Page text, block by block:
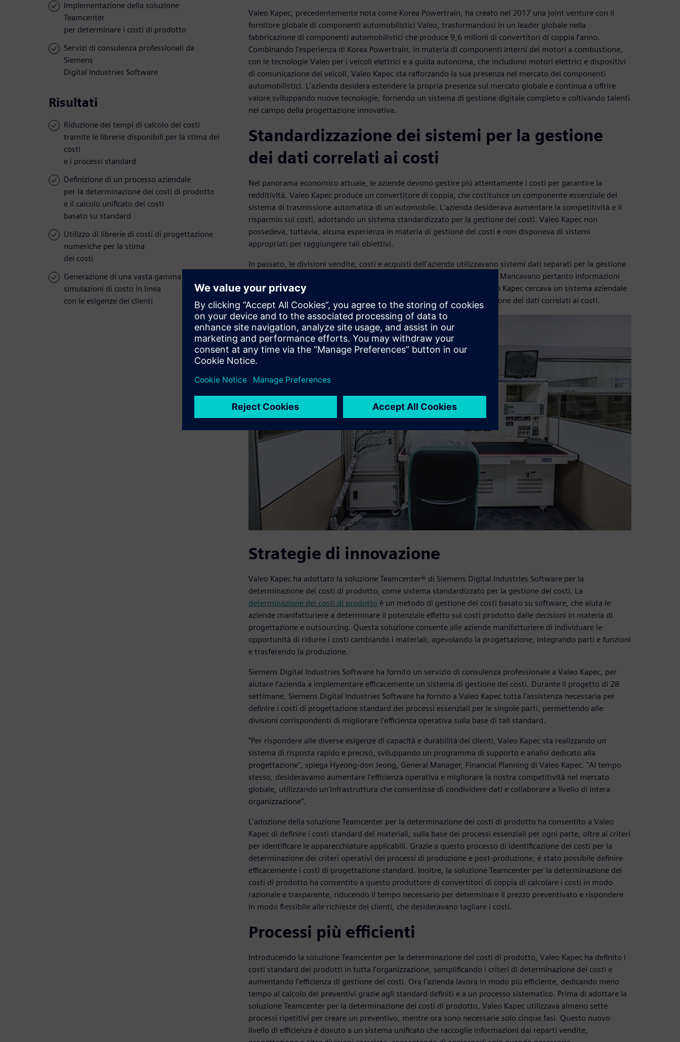
Implementazione della soluzione
Teamcenter
per determinare i costi di prodotto
Servizi di consulenza professionali da
Siemens
Digital Industries Software
Risultati
Riduzione dei tempi di calcolo dei costi
tramite le librerie disponibili per la stima dei
costi
e i processi standard
Definizione di un processo aziendale
per la determinazione dei costi di prodotto
e il calcolo unificato dei costi
basato su standard
Utilizzo di librerie di costi di progettazione
numeriche per la stima
dei costi
Generazione di una vasta gamma di
simulazioni di costo in linea
con le esigenze dei clienti
Valeo Kapec, precedentemente nota come Korea Powertrain, ha creato nel 2017 una joint venture con il
fornitore globale di componenti automobilistici Valeo, trasformandosi in un leader globale nella
fabbricazione di componenti automobilistici che produce 9,6 milioni di convertitori di coppia l’anno.
Combinando l'esperienza di Korea Powertrain, in materia di componenti interni dei motori a combustione,
con le tecnologie Valeo per i veicoli elettrici e a guida autonoma, che includono motori elettrici e dispositivi
di comunicazione dei veicoli, Valeo Kapec sta rafforzando la sua presenza nel mercato dei componenti
automobilistici. L'azienda desidera estendere la propria presenza sul mercato globale e continua a offrire
valore sviluppando nuove tecnologie, fornendo un sistema di gestione digitale completo e coltivando talenti
nel campo della progettazione innovativa.
Standardizzazione dei sistemi per la gestione
dei dati correlati ai costi
Nel panorama economico attuale, le aziende devono gestire più attentamente i costi per garantire la
redditività. Valeo Kapec produce un convertitore di coppia, che costituisce un componente essenziale del
sistema di trasmissione automatica di un'automobile. L'azienda desiderava aumentare la competitività e il
risparmio sui costi, adottando un sistema standardizzato per la gestione dei costi. Valeo Kapec non
possedeva, tuttavia, alcuna esperienza in materia di gestione dei costi e non disponeva di sistemi
appropriati per raggiungere tali obiettivi.
In passato, le divisioni vendite, costi e acquisti dell'azienda utilizzavano sistemi dati separati per la gestione
dei costi, e questo ne ostacolava la gestione a livello di organizzazione. Mancavano pertanto informazioni
precise e affidabili sui costi dei prodotti. Per risolvere il problema, Valeo Kapec cercava un sistema aziendale
che consentisse di aumentare l'efficienza operativa e migliorare la gestione dei dati correlati ai costi.
Strategie di innovazione
Valeo Kapec ha adottato la soluzione Teamcenter® di Siemens Digital Industries Software per la
determinazione dei costi di prodotto, come sistema standardizzato per la gestione dei costi. La
determinazione dei costi di prodotto è un metodo di gestione dei costi basato su software, che aiuta le
aziende manifatturiere a determinare il potenziale effetto sui costi prodotto dalle decisioni in materia di
progettazione e outsourcing. Questa soluzione consente alle aziende manifatturiere di individuare le
opportunità di ridurre i costi cambiando i materiali, agevolando la progettazione, integrando parti e funzioni
e trasferendo la produzione.
Siemens Digital Industries Software ha fornito un servizio di consulenza professionale a Valeo Kapec, per
aiutare l'azienda a implementare efficacemente un sistema di gestione dei costi. Durante il progetto di 28
settimane, Siemens Digital Industries Software ha fornito a Valeo Kapec tutta l'assistenza necessaria per
definire i costi di progettazione standard dei processi essenziali per le singole parti, permettendo alle
divisioni corrispondenti di migliorare l'efficienza operativa sulla base di tali standard.
"Per rispondere alle diverse esigenze di capacità e durabilità dei clienti, Valeo Kapec sta realizzando un
sistema di risposta rapido e preciso, sviluppando un programma di supporto e analisi dedicato alla
progettazione", spiega Hyeong-don Jeong, General Manager, Financial Planning di Valeo Kapec. "Al tempo
stesso, desideravamo aumentare l'efficienza operativa e migliorare la nostra competitività nel mercato
globale, utilizzando un'infrastruttura che consentisse di condividere dati e collaborare a livello di intera
organizzazione".
L'adozione della soluzione Teamcenter per la determinazione dei costi di prodotto ha consentito a Valeo
Kapec di definire i costi standard dei materiali, sulla base dei processi essenziali per ogni parte, oltre ai criteri
per identificare le apparecchiature applicabili. Grazie a questo processo di identificazione dei costi per la
determinazione dei criteri operativi dei processi di produzione e post-produzione, è stato possibile definire
efficacemente i costi di progettazione standard. Inoltre, la soluzione Teamcenter per la determinazione dei
costi di prodotto ha consentito a questo produttore di convertitori di coppia di calcolare i costi in modo
razionale e trasparente, riducendo il tempo necessario per determinare il prezzo preventivato e rispondere
in modo flessibile alle richieste dei clienti, che desideravano tagliare i costi.
Processi più efficienti
Introducendo la soluzione Teamcenter per la determinazione dei costi di prodotto, Valeo Kapec ha definito i
costi standard dei prodotti in tutta l'organizzazione, semplificando i criteri di determinazione dei costi e
aumentando l'efficienza di gestione dei costi. Ora l'azienda lavora in modo più efficiente, dedicando meno
tempo al calcolo dei preventivi grazie agli standard definiti e a un processo sistematico. Prima di adottare la
soluzione Teamcenter per la determinazione dei costi di prodotto, Valeo Kapec utilizzava almeno sette
processi ripetitivi per creare un preventivo, mentre ora sono necessarie solo cinque fasi. Questo nuovo
livello di efficienza è dovuto a un sistema unificato che raccoglie informazioni dai reparti vendite,